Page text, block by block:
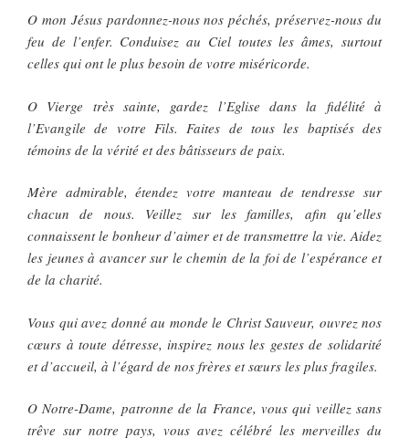
O mon Jésus pardonnez-nous nos péchés, préservez-nous du
feu de l’enfer. Conduisez au Ciel toutes les âmes, surtout
celles qui ont le plus besoin de votre miséricorde.
O Vierge très sainte, gardez l’Eglise dans la fidélité à
l’Evangile de votre Fils. Faites de tous les baptisés des
témoins de la vérité et des bâtisseurs de paix.
Mère admirable, étendez votre manteau de tendresse sur
chacun de nous. Veillez sur les familles, afin qu’elles
connaissent le bonheur d’aimer et de transmettre la vie. Aidez
les jeunes à avancer sur le chemin de la foi de l’espérance et
de la charité.
Vous qui avez donné au monde le Christ Sauveur, ouvrez nos
cœurs à toute détresse, inspirez nous les gestes de solidarité
et d’accueil, à l’égard de nos frères et sœurs les plus fragiles.
O Notre-Dame, patronne de la France, vous qui veillez sans
trêve sur notre pays, vous avez célébré les merveilles du